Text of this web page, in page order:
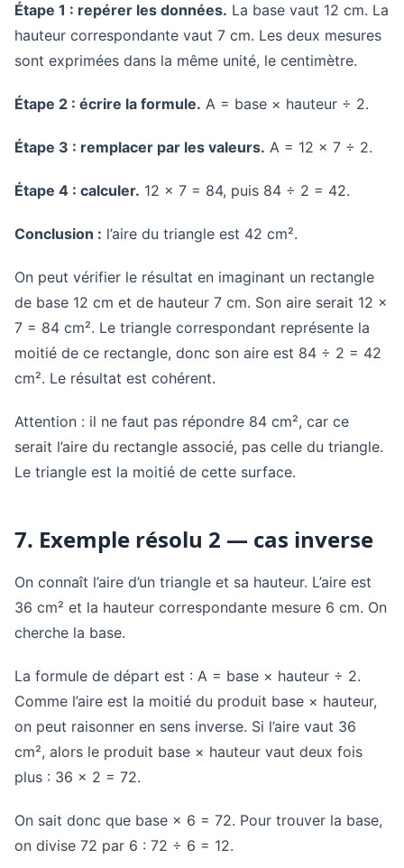
Étape 1 : repérer les données. La base vaut 12 cm. La
hauteur correspondante vaut 7 cm. Les deux mesures
sont exprimées dans la même unité, le centimètre.
Étape 2 : écrire la formule. A = base × hauteur ÷ 2.
Étape 3 : remplacer par les valeurs. A = 12 × 7 ÷ 2.
Étape 4 : calculer. 12 × 7 = 84, puis 84 ÷ 2 = 42.
Conclusion : l’aire du triangle est 42 cm².
On peut vérifier le résultat en imaginant un rectangle
de base 12 cm et de hauteur 7 cm. Son aire serait 12 ×
7 = 84 cm². Le triangle correspondant représente la
moitié de ce rectangle, donc son aire est 84 ÷ 2 = 42
cm². Le résultat est cohérent.
Attention : il ne faut pas répondre 84 cm², car ce
serait l’aire du rectangle associé, pas celle du triangle.
Le triangle est la moitié de cette surface.
7. Exemple résolu 2 — cas inverse
On connaît l’aire d’un triangle et sa hauteur. L’aire est
36 cm² et la hauteur correspondante mesure 6 cm. On
cherche la base.
La formule de départ est : A = base × hauteur ÷ 2.
Comme l’aire est la moitié du produit base × hauteur,
on peut raisonner en sens inverse. Si l’aire vaut 36
cm², alors le produit base × hauteur vaut deux fois
plus : 36 × 2 = 72.
On sait donc que base × 6 = 72. Pour trouver la base,
on divise 72 par 6 : 72 ÷ 6 = 12.